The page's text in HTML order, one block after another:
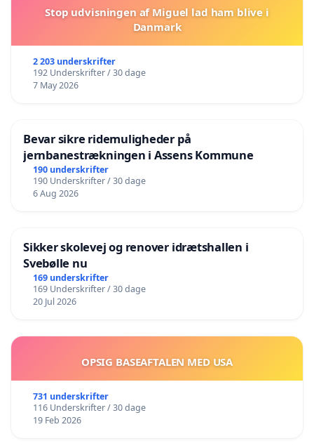
Stop udvisningen af Miguel lad ham blive i
Danmark
2 203 underskrifter
192 Underskrifter / 30 dage
7 May 2026
Bevar sikre ridemuligheder på
jernbanestrækningen i Assens Kommune
190 underskrifter
190 Underskrifter / 30 dage
6 Aug 2026
Sikker skolevej og renover idrætshallen i
Svebølle nu
169 underskrifter
169 Underskrifter / 30 dage
20 Jul 2026
OPSIG BASEAFTALEN MED USA
731 underskrifter
116 Underskrifter / 30 dage
19 Feb 2026